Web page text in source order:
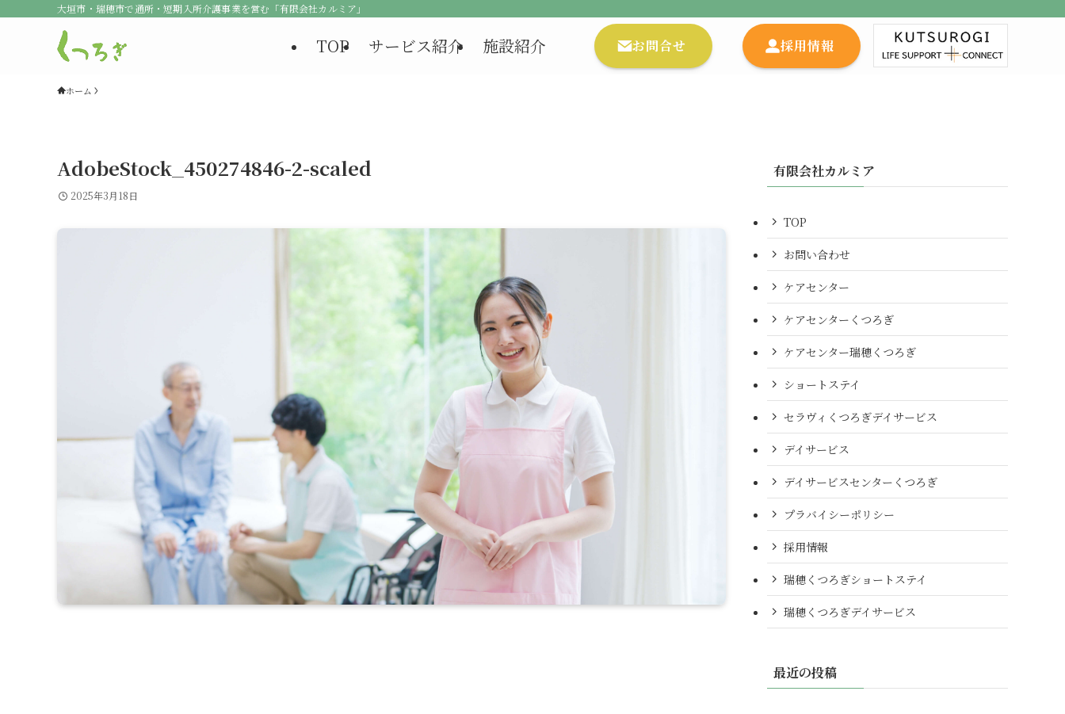
大垣市・瑞穂市で通所・短期入所介護事業を営む「有限会社カルミア」
TOP サービス紹介 施設紹介 お問合せ 採用情報
ホーム
AdobeStock_450274846-2-scaled
2025年3月18日
有限会社カルミア
TOP
お問い合わせ
ケアセンター
ケアセンターくつろぎ
ケアセンター瑞穂くつろぎ
ショートステイ
セラヴィくつろぎデイサービス
デイサービス
デイサービスセンターくつろぎ
プラバイシーポリシー
採用情報
瑞穂くつろぎショートステイ
瑞穂くつろぎデイサービス
最近の投稿